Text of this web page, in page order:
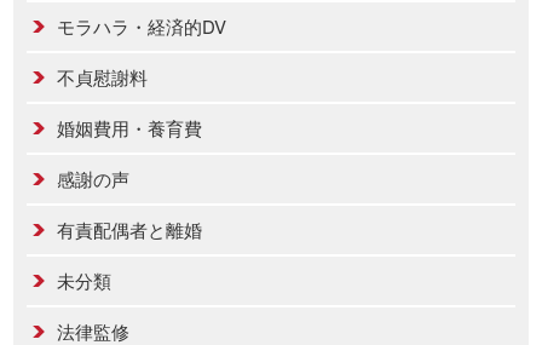
モラハラ・経済的DV
不貞慰謝料
婚姻費用・養育費
感謝の声
有責配偶者と離婚
未分類
法律監修